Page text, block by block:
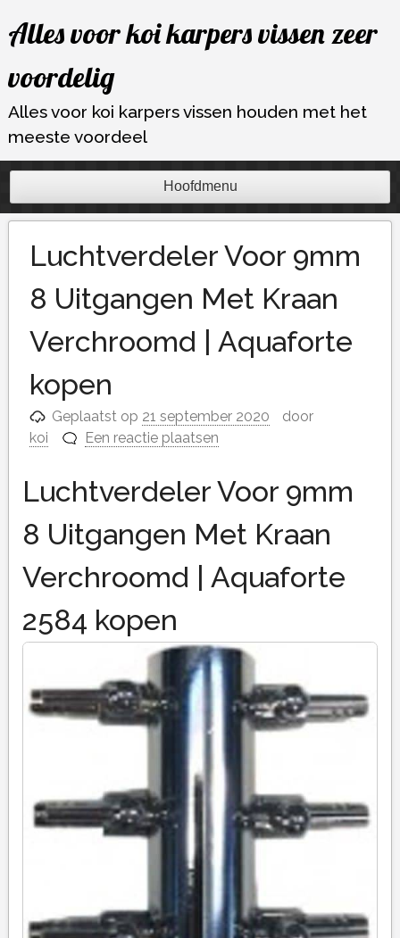
naar
inhoud
Alles voor koi karpers vissen zeer
voordelig
Alles voor koi karpers vissen houden met het
meeste voordeel
Hoofdmenu
Luchtverdeler Voor 9mm
8 Uitgangen Met Kraan
Verchroomd | Aquaforte
kopen
Geplaatst op 21 september 2020
door
koi
Een reactie plaatsen
Luchtverdeler Voor 9mm
8 Uitgangen Met Kraan
Verchroomd | Aquaforte
2584 kopen